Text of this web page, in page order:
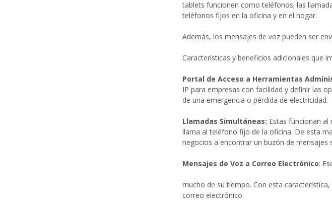
tablets funcionen como teléfonos; las
teléfonos fijos en la oficina y en el hogar.
Además, los mensajes de voz pueden ser
Características y beneficios adicionales que
Portal de Acceso a Herramientas
IP para empresas con facilidad y definir las
de una emergencia o pérdida de electricidad.
Llamadas Simultáneas: Estas funcionan
llama al teléfono fijo de la oficina. De esta
negocios a encontrar un buzón de mensajes
Mensajes de Voz a Correo Electrónico:
mucho de su tiempo. Con esta
correo electrónico.